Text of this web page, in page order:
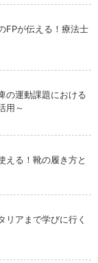
FPが伝える！療法士
の運動課題における
用～
える！靴の履き方と
リアまで学びに行く